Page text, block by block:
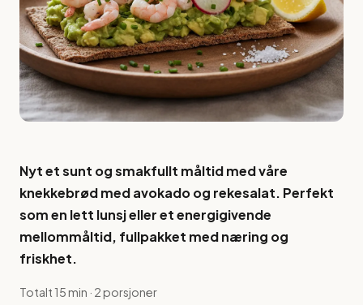
Nyt et sunt og smakfullt måltid med våre
knekkebrød med avokado og rekesalat. Perfekt
som en lett lunsj eller et energigivende
mellommåltid, fullpakket med næring og
friskhet.
Totalt 15 min · 2 porsjoner